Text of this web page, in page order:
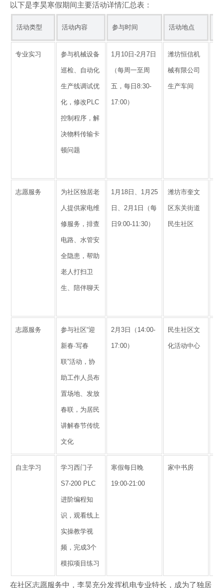
以下是李昊寒假期间主要活动详情汇总表：
活动类型 活动内容 参与时间 活动地点
专业实习 参与机械设备
巡检、自动化
生产线调试优
化，修改PLC
控制程序，解
决物料传输卡
顿问题
1月10日-2月7日
（每周一至周
五，每日8:30-
17:00）
潍坊恒信机
械有限公司
生产车间
志愿服务 为社区独居老
人提供家电维
修服务，排查
电路、水管安
全隐患，帮助
老人打扫卫
生、陪伴聊天
1月18日、1月25
日、2月1日（每
日9:00-11:30）
潍坊市奎文
区东关街道
民生社区
志愿服务 参与社区“迎
新春·写春
联”活动，协
助工作人员布
置场地、发放
春联，为居民
讲解春节传统
文化
2月3日（14:00-
17:00）
民生社区文
化活动中心
自主学习 学习西门子
S7-200 PLC
进阶编程知
识，观看线上
实操教学视
频，完成3个
模拟项目练习
寒假每日晚
19:00-21:00
家中书房
在社区志愿服务中，李昊充分发挥机电专业特长，成为了独居